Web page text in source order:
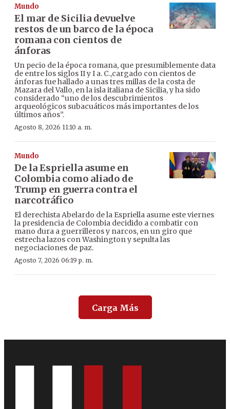
Mundo
El mar de Sicilia devuelve
restos de un barco de la época
romana con cientos de
ánforas
Un pecio de la época romana, que presumiblemente data
de entre los siglos II y I a. C.,cargado con cientos de
ánforas fue hallado a unas tres millas de la costa de
Mazara del Vallo, en la isla italiana de Sicilia, y ha sido
considerado “uno de los descubrimientos
arqueológicos subacuáticos más importantes de los
últimos años”.
Agosto 8, 2026 11:10 a. m.
Mundo
De la Espriella asume en
Colombia como aliado de
Trump en guerra contra el
narcotráfico
El derechista Abelardo de la Espriella asume este viernes
la presidencia de Colombia decidido a combatir con
mano dura a guerrilleros y narcos, en un giro que
estrecha lazos con Washington y sepulta las
negociaciones de paz.
Agosto 7, 2026 06:19 p. m.
Carga Más